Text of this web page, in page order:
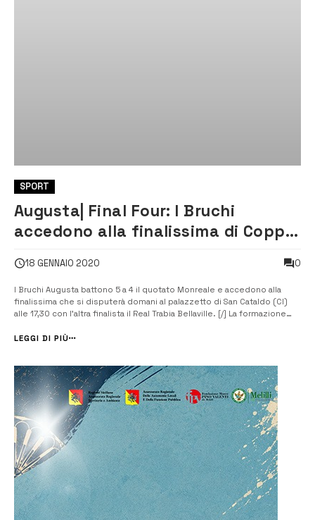
SPORT
Augusta| Final Four: I Bruchi
accedono alla finalissima di Coppa
18 GENNAIO 2020 0
I Bruchi Augusta battono 5 a 4 il quotato Monreale e accedono alla
finalissima che si disputerà domani al palazzetto di San Cataldo (Cl)
alle 17,30 con l’altra finalista il Real Trabia Bellaville. [/] La formazione
semifinale contro il Monreale, squadra tecnicamente molto valida ed
LEGGI DI PIÙ